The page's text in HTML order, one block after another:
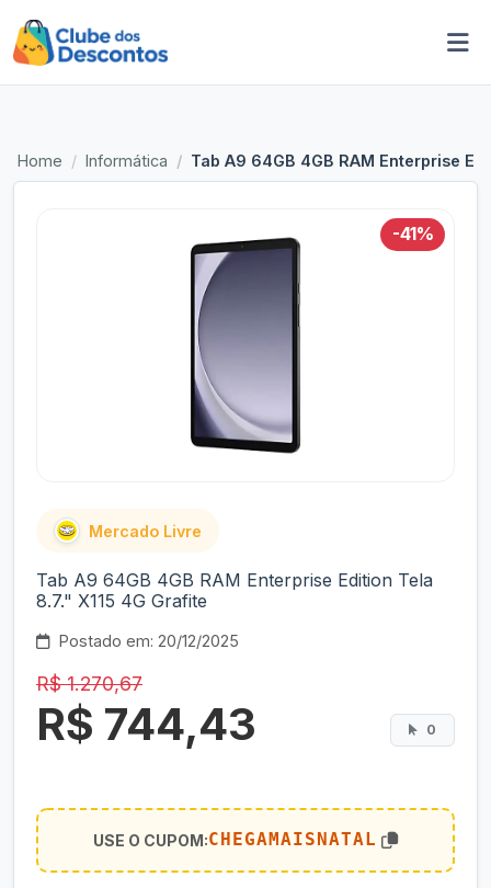
Home Informática Tab A9 64GB 4GB RAM Enterprise
-41%
Mercado Livre
Tab A9 64GB 4GB RAM Enterprise Edition Tela
8.7." X115 4G Grafite
Postado em: 20/12/2025
R$ 1.270,67
R$ 744,43 0
USE O CUPOM:CHEGAMAISNATAL